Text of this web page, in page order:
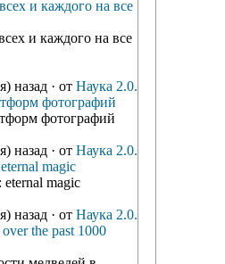
и каждого на все
и каждого на все
назад · от Наука 2.0.
фотографий
фотографий
назад · от Наука 2.0.
magic
magic
назад · от Наука 2.0.
the past 1000